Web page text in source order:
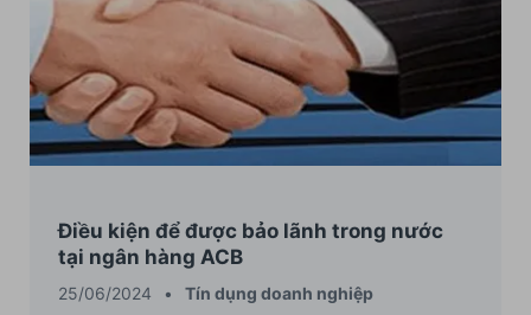
Điều kiện để được bảo lãnh trong nước
tại ngân hàng ACB
25/06/2024 • Tín dụng doanh nghiệp